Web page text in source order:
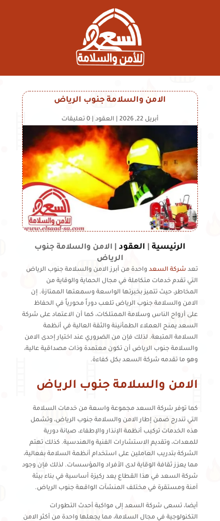
الامن والسلامة جنوب الرياض
أبريل 22, 2026 العقود 0 تعليقات
الرئيسية العقود
الامن والسلامة جنوب
الرياض
تعد شركة السعدواحدة من أبرز الامن والسلامة جنوب الرياض
التي تقدم خدمات متكاملة في مجال الحماية والوقاية من
المخاطر، حيث تتميز بخبرتها الواسعة وسمعتها الممتازة. إن
الامن والسلامة جنوب الرياض تلعب دوراً محورياً في الحفاظ
على أرواح الناس وسلامة الممتلكات، كما أن الاعتماد على شركة
السعد يمنح العملاء الطمأنينة والثقة العالية في أنظمة
السلامة المتبعة. لذلك فإن من الضروري عند اختيار إحدى الامن
والسلامة جنوب الرياض أن تكون معتمدة وذات مصداقية عالية،
وهو ما تقدمه شركة السعد بكل كفاءة.
الامن والسلامة جنوب الرياض
كما توفر شركة السعد مجموعة واسعة من خدمات السلامة
التي تندرج ضمن إطار الامن والسلامة جنوب الرياض، وتشمل
هذه الخدمات تركيب أنظمة الإنذار والإطفاء، صيانة دورية
للمعدات، وتقديم الاستشارات الفنية والهندسية. كذلك تهتم
الشركة بتدريب العاملين على استخدام أنظمة السلامة بفعالية،
مما يعزز ثقافة الوقاية لدى الأفراد والمؤسسات. لذلك فإن وجود
شركة السعد في هذا القطاع يعد ركيزة أساسية في بناء بيئة
آمنة ومستقرة في مختلف المنشآت الواقعة جنوب الرياض.
أيضا، تسعى شركة السعد إلى مواكبة أحدث التطورات
التكنولوجية في مجال السلامة، مما يجعلها واحدة من أكثر الامن